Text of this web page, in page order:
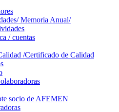
Memoria Anual/
/ cuentas
/Certificado de Calidad
socio de AFEMEN